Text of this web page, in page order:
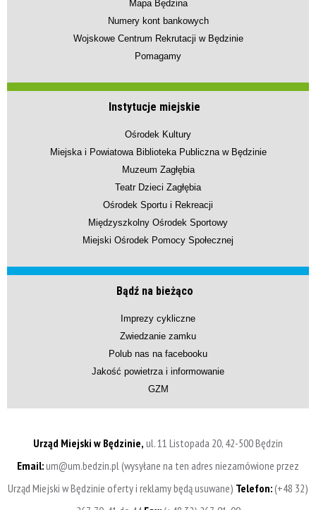
Mapa Będzina
Numery kont bankowych
Wojskowe Centrum Rekrutacji w Będzinie
Pomagamy
Instytucje miejskie
Ośrodek Kultury
Miejska i Powiatowa Biblioteka Publiczna w Będzinie
Muzeum Zagłębia
Teatr Dzieci Zagłębia
Ośrodek Sportu i Rekreacji
Międzyszkolny Ośrodek Sportowy
Miejski Ośrodek Pomocy Społecznej
Bądź na bieżąco
Imprezy cykliczne
Zwiedzanie zamku
Polub nas na facebooku
Jakość powietrza i informowanie
GZM
Urząd Miejski w Będzinie, ul. 11 Listopada 20, 42-500 Będzin
Email:um@um.bedzin.pl (wysyłane na ten adres niezamówione przez
Urząd Miejski w Będzinie oferty i reklamy będą usuwane) Telefon:(+48 32)